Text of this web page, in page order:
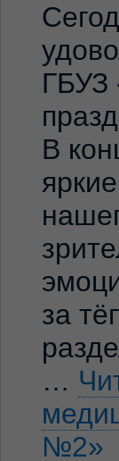
ГБУЗ
В
за
…
№2»